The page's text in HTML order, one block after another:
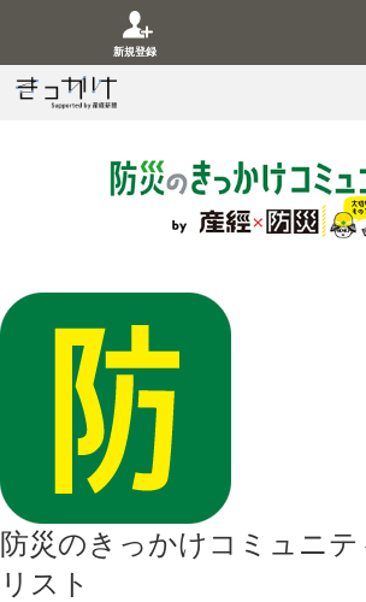
新規登録
防災のきっかけコミュニテ
リスト